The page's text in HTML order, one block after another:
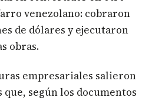
venezolano: cobraron
de dólares y ejecutaron
obras.
empresariales salieron
según los documentos